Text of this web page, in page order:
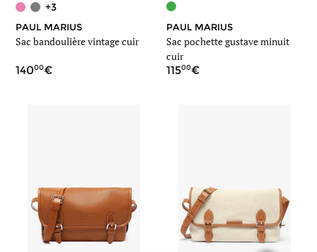
+3
PAUL MARIUS
Sac bandoulière vintage cuir
14000
PAUL MARIUS
Sac pochette gustave minuit
cuir
11500